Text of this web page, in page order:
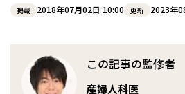
掲載 2018年07月02日 10:00 更新 2023年
この記事の監修者
産婦人科医